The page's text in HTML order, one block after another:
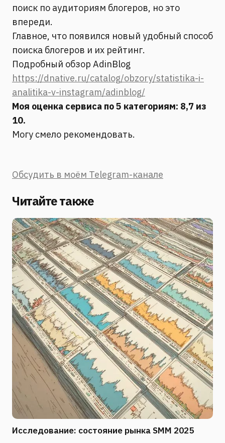
поиск по аудиториям блогеров, но это
впереди.
Главное, что появился новый удобный способ
поиска блогеров и их рейтинг.
Подробный обзор AdinBlog
https://dnative.ru/catalog/obzory/statistika-i-
analitika-v-instagram/adinblog/
Моя оценка сервиса по 5 категориям: 8,7 из
10.
Могу смело рекомендовать.
Обсудить в моём Telegram-канале
Читайте также
Исследование: состояние рынка SMM 2025